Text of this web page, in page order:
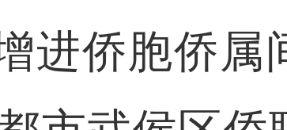
进侨胞侨属